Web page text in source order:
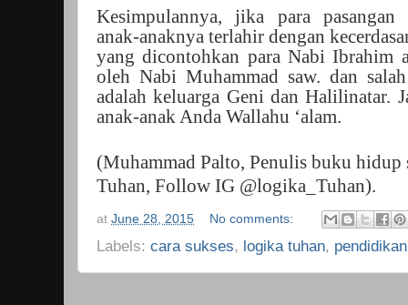
Kesimpulannya, jika para pasangan
anak-anaknya terlahir dengan
yang dicontohkan para Nabi Ibrahim
oleh Nabi Muhammad saw. dan
adalah keluarga Geni dan Halilinatar.
anak-anak Anda Wallahu ‘alam.
(Muhammad Palto, Penulis buku hidup
Tuhan, Follow IG @logika_Tuhan).
at June 28, 2015 No comments:
Labels: cara sukses, logika tuhan,